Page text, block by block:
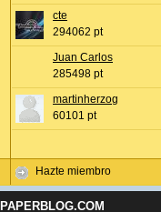
cte
294062 pt
Juan Carlos
285498 pt
martinherzog
60101 pt
Hazte miembro